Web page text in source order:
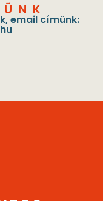
email címünk: